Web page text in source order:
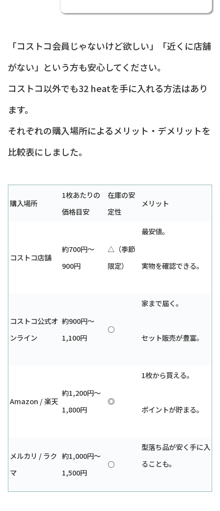
「コストコ会員じゃないけど欲しい」「近くに店舗
がない」という方も安心してください。
コストコ以外でも32 heatを手に入れる方法はあり
ます。
それぞれの購入場所によるメリット・デメリットを
比較表にしました。
購入場所
1枚あたりの
価格目安
在庫の安
定性
メリット
コストコ店舗
約700円〜
900円
△（季節
限定）
最安値。
実物を確認できる。
コストコ公式オ
ンライン
約900円〜
1,100円
○
家まで届く。
セット販売が豊富。
Amazon / 楽天
約1,200円〜
1,800円
◎
1枚から買える。
ポイントが貯まる。
メルカリ / ラク
マ
約1,000円〜
1,500円
○
型落ち品が安く手に入
ることも。